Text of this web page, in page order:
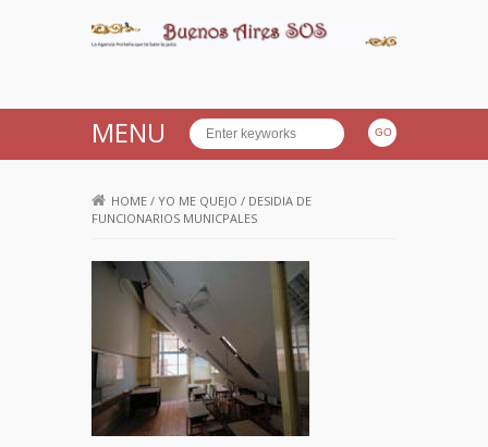
MENU
HOME / YO ME QUEJO / DESIDIA DE
FUNCIONARIOS MUNICPALES